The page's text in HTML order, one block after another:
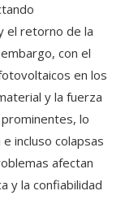
el retorno de la
con el
en los
y la fuerza
lo
incluso colapsas
afectan
y la confiabilidad